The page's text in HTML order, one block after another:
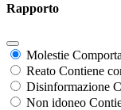
Rapporto
Molestie
Reato Contiene
Disinformazione
Non idoneo